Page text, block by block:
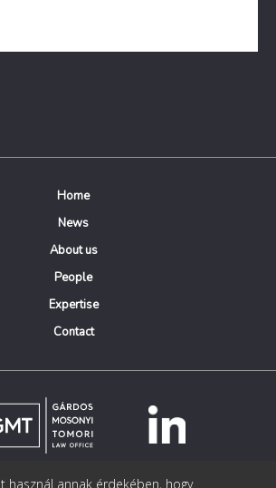
Home
News
About us
People
Expertise
Contact
használ annak érdekében, hogy